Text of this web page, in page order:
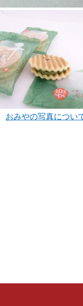
おみやの写真につい